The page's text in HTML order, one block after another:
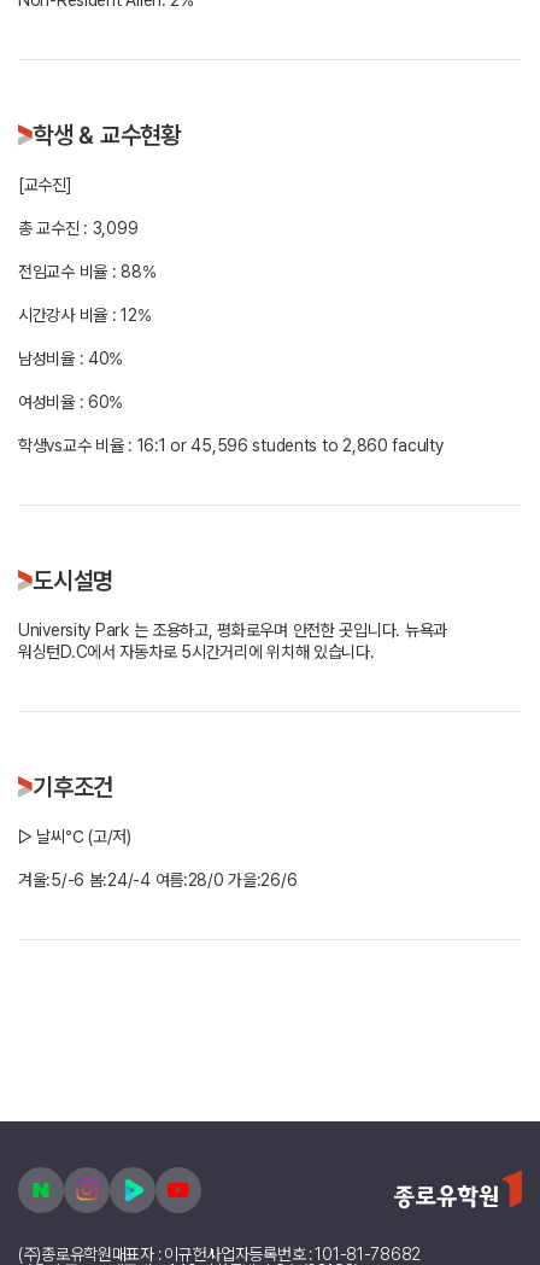
학생 & 교수현황
[교수진]
총 교수진 : 3,099
전임교수 비율 : 88%
시간강사 비율 : 12%
남성비율 : 40%
여성비율 : 60%
학생vs교수 비율 : 16:1 or 45,596 students to 2,860 faculty
도시설명
University Park 는 조용하고, 평화로우며 안전한 곳입니다. 뉴욕과
워싱턴D.C에서 자동차로 5시간거리에 위치해 있습니다.
기후조건
▷ 날씨℃ (고/저)
겨울:5/-6 봄:24/-4 여름:28/0 가을:26/6
(주)종로유학원대표자 : 이규헌사업자등록번호 : 101-81-78682